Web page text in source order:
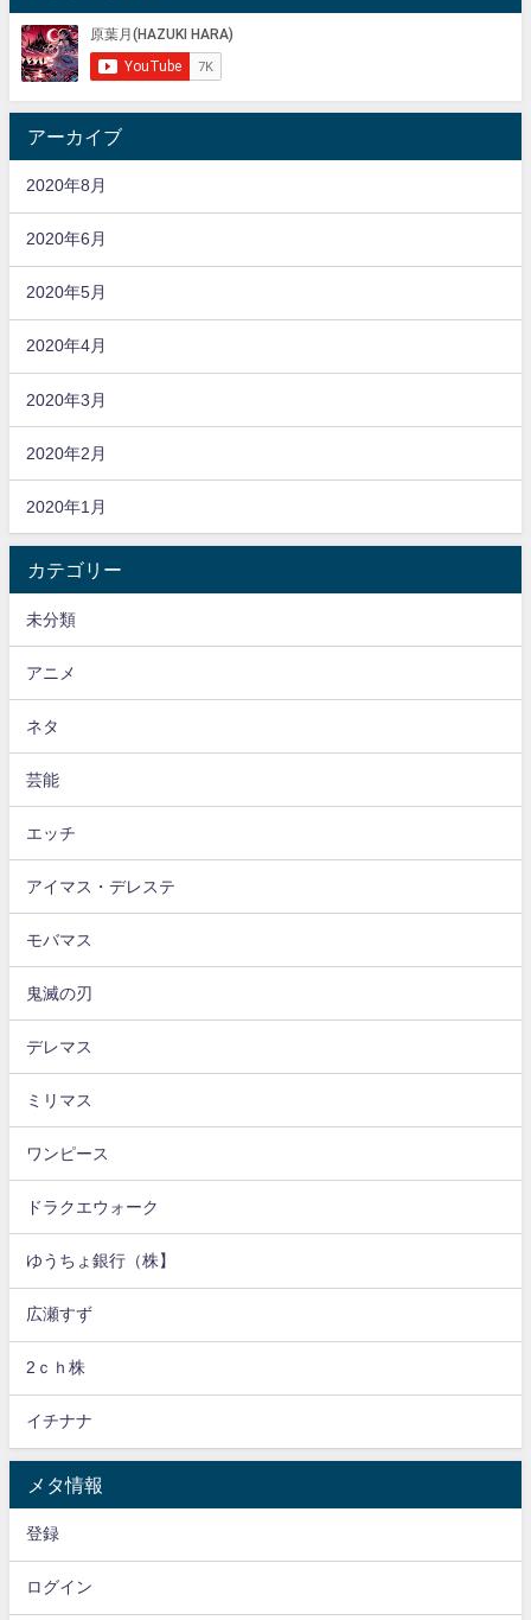
アーカイブ
2020年8月
2020年6月
2020年5月
2020年4月
2020年3月
2020年2月
2020年1月
カテゴリー
未分類
アニメ
ネタ
芸能
エッチ
アイマス・デレステ
モバマス
鬼滅の刃
デレマス
ミリマス
ワンピース
ドラクエウォーク
ゆうちょ銀行（株】
広瀬すず
2ｃｈ株
イチナナ
メタ情報
登録
ログイン